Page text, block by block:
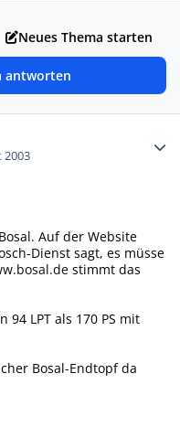
Neues Thema starten
antworten
2003
Auf der Website
Dienst sagt, es müsse
stimmt das
94 LPT als 170 PS mit
Bosal-Endtopf da